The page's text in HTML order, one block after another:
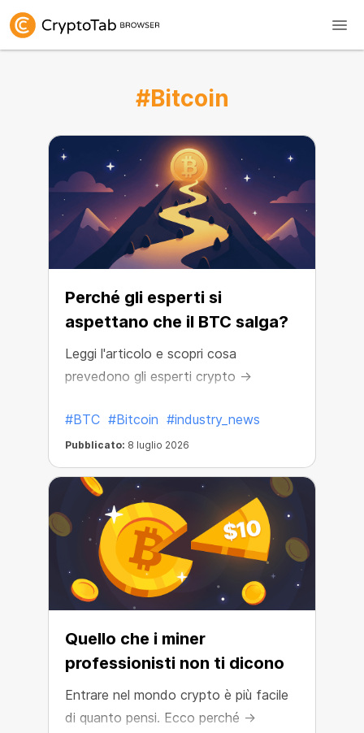
#Bitcoin
Perché gli esperti si
aspettano che il BTC salga?
Leggi l'articolo e scopri cosa
prevedono gli esperti crypto →
#BTC #Bitcoin #industry_news
Pubblicato: 8 luglio 2026
Quello che i miner
professionisti non ti dicono
Entrare nel mondo crypto è più facile
di quanto pensi. Ecco perché →